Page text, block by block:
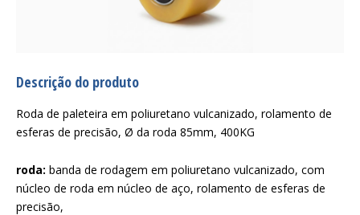
Descrição do produto
Roda de paleteira em poliuretano vulcanizado, rolamento de
esferas de precisão, Ø da roda 85mm, 400KG
roda: banda de rodagem em poliuretano vulcanizado, com
núcleo de roda em núcleo de aço, rolamento de esferas de
precisão,